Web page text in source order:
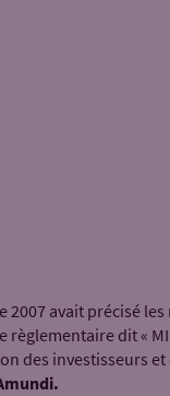
avait précisé
dit «
des investisseurs